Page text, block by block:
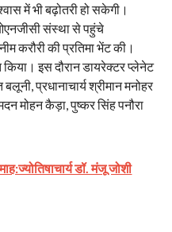
में भी बढ़ोतरी हो सकेगी।
संस्था से पहुंचे
करौरी की प्रतिमा भेंट की।
इस दौरान डायरेक्टर प्लेनेट
प्रधानाचार्य श्रीमान मनोहर
मोहन कैड़ा, पुष्कर सिंह पनौरा
डॉ. मंजू जोशी